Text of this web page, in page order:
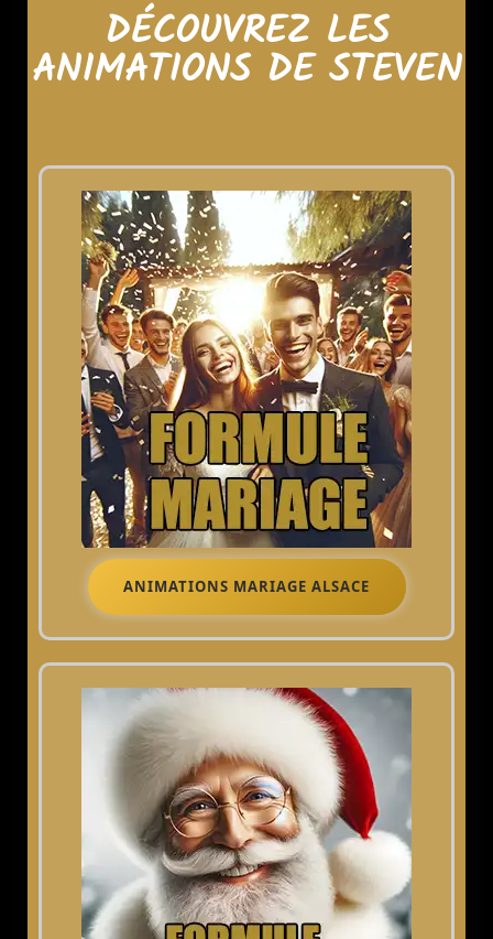
DÉCOUVREZ LES
ANIMATIONS DE STEVEN
ANIMATIONS MARIAGE ALSACE